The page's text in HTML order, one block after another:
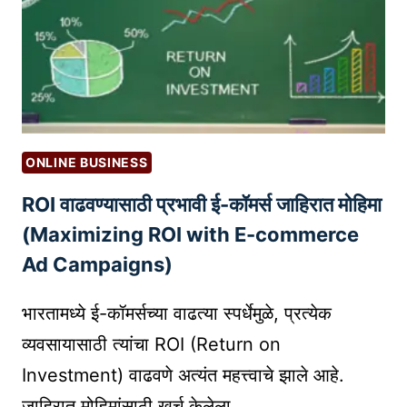
S
वे
ब
ई
ट
हॅ
किं
ग
पा
सू
न
सं
र
क्ष
ण
ONLINE BUSINESS
ROI वाढवण्यासाठी प्रभावी ई-कॉमर्स जाहिरात मोहिमा
(Maximizing ROI with E-commerce
Ad Campaigns)
भारतामध्ये ई-कॉमर्सच्या वाढत्या स्पर्धेमुळे, प्रत्येक
व्यवसायासाठी त्यांचा ROI (Return on
Investment) वाढवणे अत्यंत महत्त्वाचे झाले आहे.